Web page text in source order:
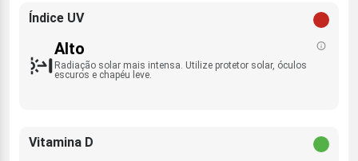
Índice UV
Alto
Radiação solar mais intensa. Utilize protetor solar, óculos
escuros e chapéu leve.
Vitamina D